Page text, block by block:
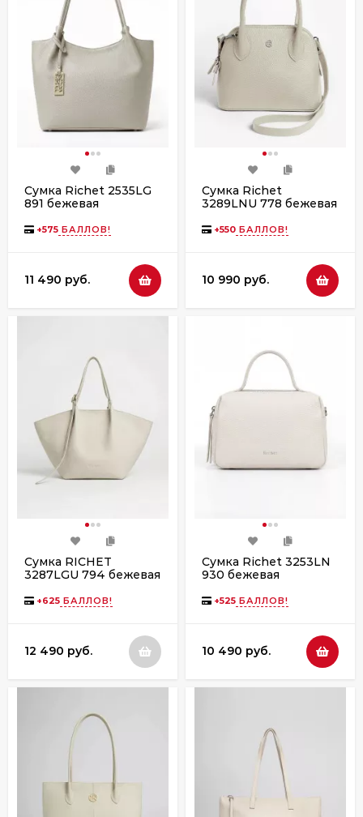
Сумка Richet 2535LG
891 бежевая
+575 БАЛЛОВ!
11 490 руб.
Сумка Richet
3289LNU 778 бежевая
+550 БАЛЛОВ!
10 990 руб.
Сумка RICHET
3287LGU 794 бежевая
+625 БАЛЛОВ!
12 490 руб.
Сумка Richet 3253LN
930 бежевая
+525 БАЛЛОВ!
10 490 руб.